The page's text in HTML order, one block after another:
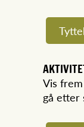
Vis
gå etter